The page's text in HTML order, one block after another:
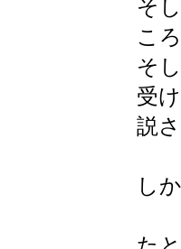
そ
こ
そ
受
説
し